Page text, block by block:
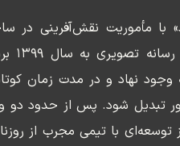
با مأموریت نقش‌آفرینی در
وجود نهاد و در مدت زمان
تبدیل شود. پس از حدود دو
در یک فاز توسعه‌ای با تیمی مجرب از